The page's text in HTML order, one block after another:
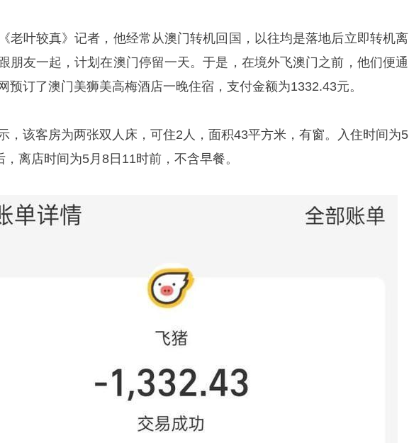
老叶较真》记者，他经常从澳门转机回国，以往均是落地后立即转机离
朋友一起，计划在澳门停留一天。于是，在境外飞澳门之前，他们便通
预订了澳门美狮美高梅酒店一晚住宿，支付金额为1332.43元。
，该客房为两张双人床，可住2人，面积43平方米，有窗。入住时间为5
，离店时间为5月8日11时前，不含早餐。